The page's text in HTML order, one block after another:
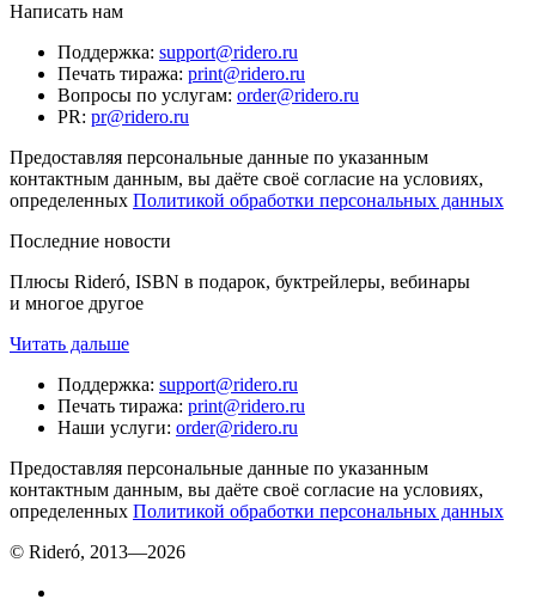
Написать нам
Поддержка: support@ridero.ru
Печать тиража: print@ridero.ru
Вопросы по услугам: order@ridero.ru
PR: pr@ridero.ru
Предоставляя персональные данные по указанным
контактным данным, вы даёте своё согласие на условиях,
определенных Политикой обработки персональных данных
Последние новости
Плюсы Rideró, ISBN в подарок, буктрейлеры, вебинары
и многое другое
Читать дальше
Поддержка: support@ridero.ru
Печать тиража: print@ridero.ru
Наши услуги: order@ridero.ru
Предоставляя персональные данные по указанным
контактным данным, вы даёте своё согласие на условиях,
определенных Политикой обработки персональных данных
© Rideró, 2013—2026